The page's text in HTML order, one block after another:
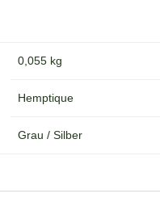
0,055 kg
Hemptique
Grau / Silber